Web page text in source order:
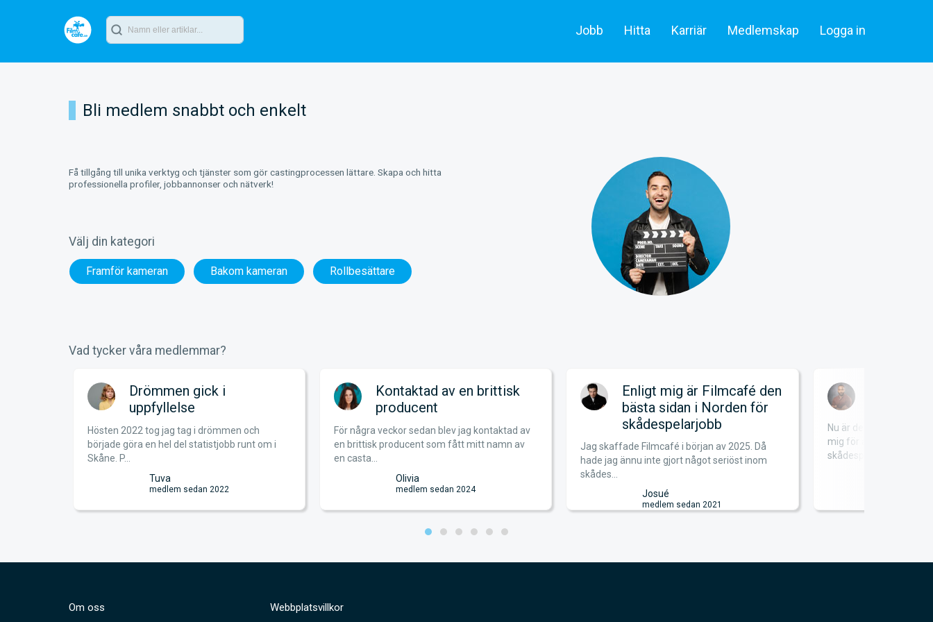
Jobb
Alla jobb
Hitta
Skådespelare & statister
Karriär
Artiklar
Medlemskap
Skådespelare & Statister
Logga in
Bli medlem snabbt och enkelt
Få tillgång till unika verktyg och tjänster som gör castingprocessen lättare. Skapa och hitta
professionella profiler, jobbannonser och nätverk!
Välj din kategori
Framför kameran Bakom kameran Rollbesättare
Vad tycker våra medlemmar?
Drömmen gick i
uppfyllelse
Hösten 2022 tog jag tag i drömmen och
började göra en hel del statistjobb runt om i
Skåne. P...
Tuva
medlem sedan 2022
Kontaktad av en brittisk
producent
För några veckor sedan blev jag kontaktad av
en brittisk producent som fått mitt namn av
en casta...
Olivia
medlem sedan 2024
Enligt mig är Filmcafé den
bästa sidan i Norden för
skådespelarjobb
Jag skaffade Filmcafé i början av 2025. Då
hade jag ännu inte gjort något seriöst inom
skådes...
Josué
medlem sedan 2021
Nu är det mer än 12 år
mig för att satsa på
skådespela...
Om oss Webbplatsvillkor